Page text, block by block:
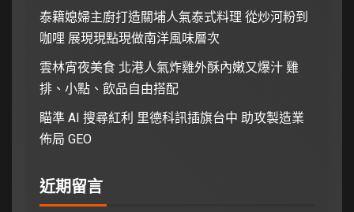
泰籍媳婦主廚打造關埔人氣泰式料理 從炒河粉到
咖哩 展現現點現做南洋風味層次
雲林宵夜美食 北港人氣炸雞外酥內嫩又爆汁 雞
排、小點、飲品自由搭配
瞄準 AI 搜尋紅利 里德科訊插旗台中 助攻製造業
佈局 GEO
近期留言